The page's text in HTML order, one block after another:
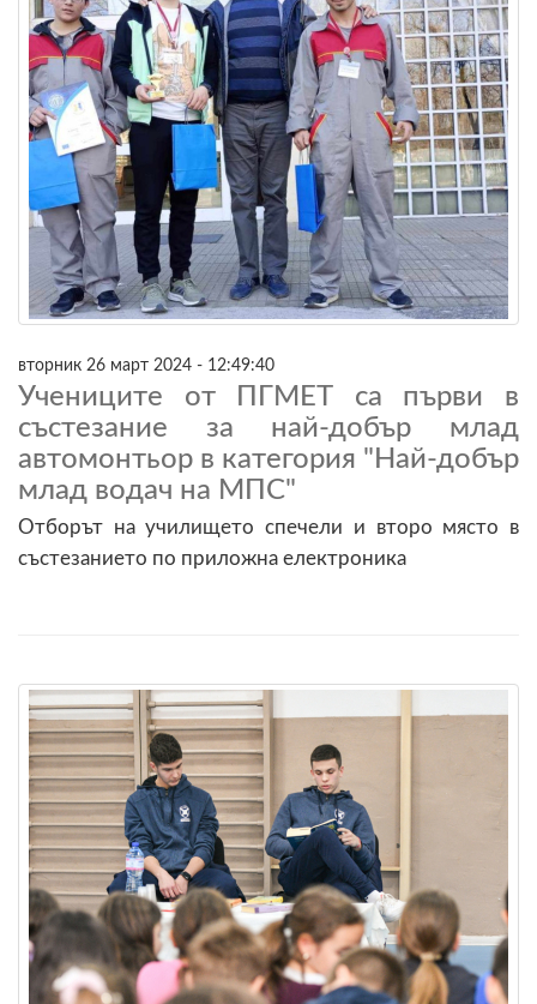
вторник 26 март 2024 - 12:49:40
Учениците от ПГМЕТ са първи в
състезание за най-добър млад
автомонтьор в категория "Най-добър
млад водач на МПС"
Отборът на училището спечели и второ място в
състезанието по приложна електроника